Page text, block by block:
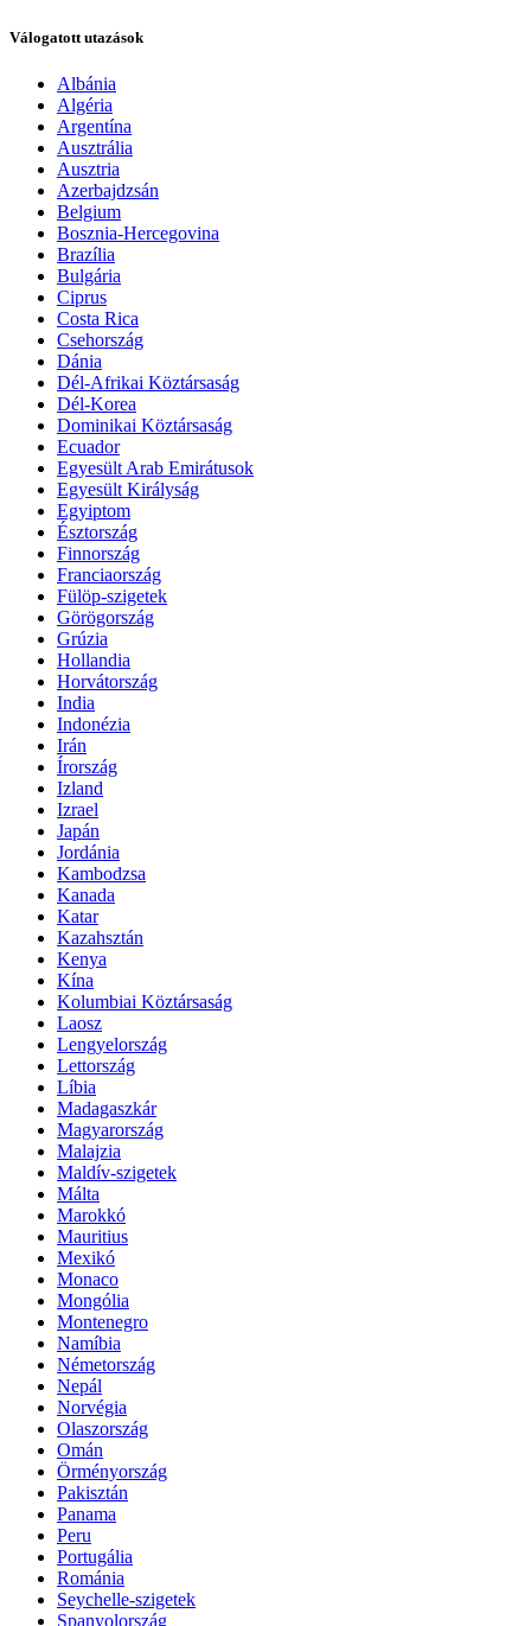
Válogatott utazások
Albánia
Algéria
Argentína
Ausztrália
Ausztria
Azerbajdzsán
Belgium
Bosznia-Hercegovina
Brazília
Bulgária
Ciprus
Costa Rica
Csehország
Dánia
Dél-Afrikai Köztársaság
Dél-Korea
Dominikai Köztársaság
Ecuador
Egyesült Arab Emirátusok
Egyesült Királyság
Egyiptom
Észtország
Finnország
Franciaország
Fülöp-szigetek
Görögország
Grúzia
Hollandia
Horvátország
India
Indonézia
Irán
Írország
Izland
Izrael
Japán
Jordánia
Kambodzsa
Kanada
Katar
Kazahsztán
Kenya
Kína
Kolumbiai Köztársaság
Laosz
Lengyelország
Lettország
Líbia
Madagaszkár
Magyarország
Malajzia
Maldív-szigetek
Málta
Marokkó
Mauritius
Mexikó
Monaco
Mongólia
Montenegro
Namíbia
Németország
Nepál
Norvégia
Olaszország
Omán
Örményország
Pakisztán
Panama
Peru
Portugália
Románia
Seychelle-szigetek
Spanyolország